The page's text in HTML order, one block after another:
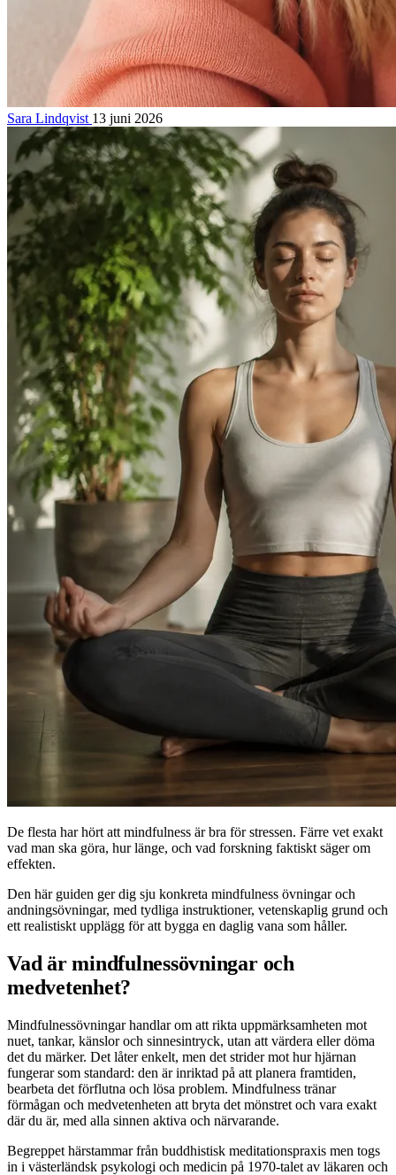
Sara Lindqvist 13 juni 2026
De flesta har hört att mindfulness är bra för stressen. Färre vet exakt
vad man ska göra, hur länge, och vad forskning faktiskt säger om
effekten.
Den här guiden ger dig sju konkreta mindfulness övningar och
andningsövningar, med tydliga instruktioner, vetenskaplig grund och
ett realistiskt upplägg för att bygga en daglig vana som håller.
Vad är mindfulnessövningar och
medvetenhet?
Mindfulnessövningar handlar om att rikta uppmärksamheten mot
nuet, tankar, känslor och sinnesintryck, utan att värdera eller döma
det du märker. Det låter enkelt, men det strider mot hur hjärnan
fungerar som standard: den är inriktad på att planera framtiden,
bearbeta det förflutna och lösa problem. Mindfulness tränar
förmågan och medvetenheten att bryta det mönstret och vara exakt
där du är, med alla sinnen aktiva och närvarande.
Begreppet härstammar från buddhistisk meditationspraxis men togs
in i västerländsk psykologi och medicin på 1970-talet av läkaren och